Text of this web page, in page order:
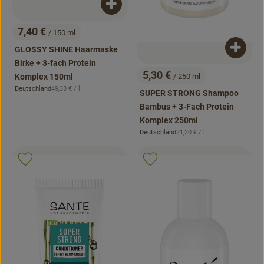
, Preis:
7,40 € / 150 ml
GLOSSY SHINE Haarmaske
Birke + 3-fach Protein
Komplex 150ml
, Herkunft:
Deutschland, Referenzpreis:
49,33 € / l
Produkt zum Warenkorb hinzufügen
, Preis:
5,30 € / 250 ml
SUPER STRONG Shampoo
Bambus + 3-Fach Protein
Komplex 250ml
, Herkunft:
Deutschland, Referenzpreis:
21,20 € / l
, Verband:
. ,
.